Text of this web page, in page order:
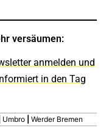
versäumen:
anmelden und
in den Tag
Umbro Werder Bremen